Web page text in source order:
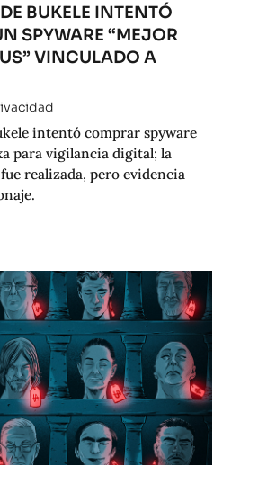
BUKELE INTENTÓ
SPYWARE “MEJOR
VINCULADO A
intentó comprar spyware
para vigilancia digital; la
realizada, pero evidencia